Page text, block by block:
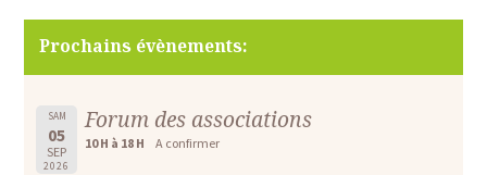
Prochains évènements:
SAM
05
SEP
2026
Forum des associations
10 H à 18 H A confirmer